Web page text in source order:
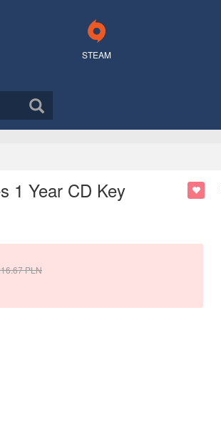
STEAM
1 Year CD Key
PLN